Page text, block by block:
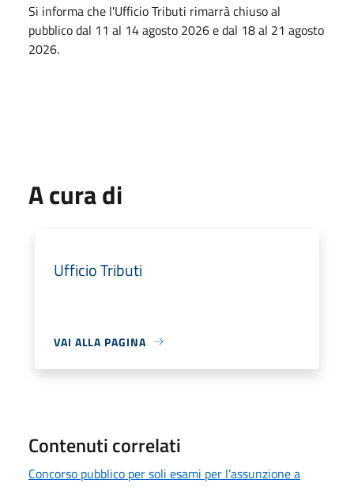
Si informa che l'Ufficio Tributi rimarrà chiuso al
pubblico dal 11 al 14 agosto 2026 e dal 18 al 21 agosto
2026.
A cura di
Ufficio Tributi
VAI ALLA PAGINA
Contenuti correlati
Concorso pubblico per soli esami per l’assunzione a